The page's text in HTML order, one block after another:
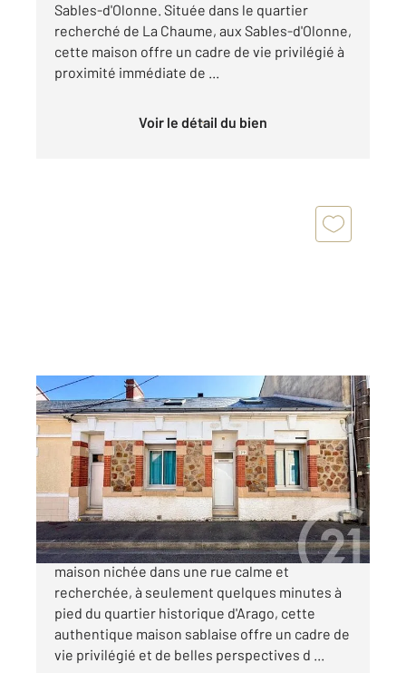
Sables-d'Olonne. Située dans le quartier
recherché de La Chaume, aux Sables-d'Olonne,
cette maison offre un cadre de vie privilégié à
proximité immédiate de ...
Voir le détail du bien
LES SABLES D OLONNE 85
123,19 m2, 6 pièces
Ref : 1388
Maison à vendre
328 600 €
Century 21 vous propose cette splendide
maison nichée dans une rue calme et
recherchée, à seulement quelques minutes à
pied du quartier historique d'Arago, cette
authentique maison sablaise offre un cadre de
vie privilégié et de belles perspectives d ...